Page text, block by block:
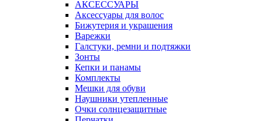
АКСЕССУАРЫ
Аксессуары для волос
Бижутерия и украшения
Варежки
Галстуки, ремни и подтяжки
Зонты
Кепки и панамы
Комплекты
Мешки для обуви
Наушники утепленные
Очки солнцезащитные